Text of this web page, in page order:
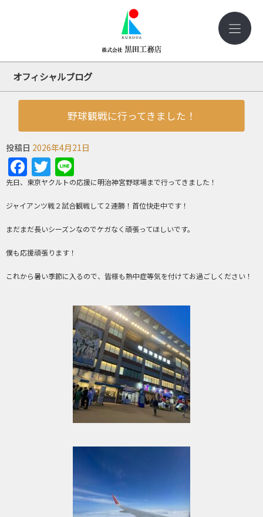
オフィシャルブログ
野球観戦に行ってきました！
投稿日 2026年4月21日
Facebook
Twitter
先日、東京ヤクルトの応援に明治神宮野球場まで行ってきました！
ジャイアンツ戦２試合観戦して２連勝！首位快走中です！
まだまだ長いシーズンなのでケガなく頑張ってほしいです。
僕も応援頑張ります！
これから暑い季節に入るので、皆様も熱中症等気を付けてお過ごしください！